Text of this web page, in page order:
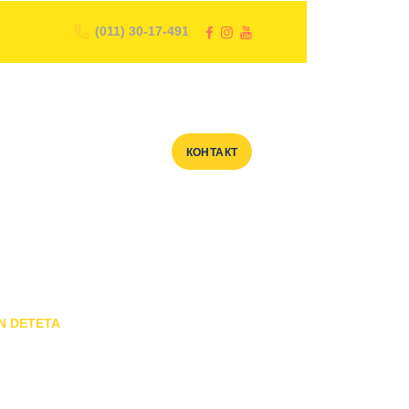
(011) 30-17-491
КОНТАКТ
DETETA